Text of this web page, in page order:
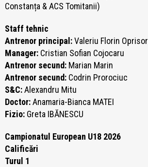
Constanța & ACS Tomitanii)
Staff tehnic
Antrenor principal:Valeriu Florin Oprisor
Manager: Cristian Sofian Cojocaru
Antrenor secund: Marian Marin
Antrenor secund: Codrin Prorociuc
S&C:Alexandru Mitu
Doctor:Anamaria-Bianca MATEI
Fizio: Greta IBĂNESCU
Campionatul European U18 2026
Calificări
Turul 1